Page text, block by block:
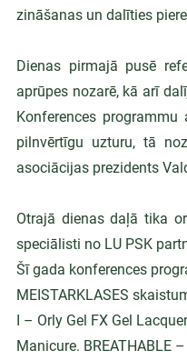
zināšanas un dalīties
Dienas pirmajā pusē
aprūpes nozarē, kā arī
Konferences
pilnvērtīgu uzturu, tā
asociācijas prezidents
Otrajā dienas daļā tika
speciālisti no LU PSK
Šī gada konferences
MEISTARKLASES
I – Orly Gel FX Gel
Manicure. BREATHABLE